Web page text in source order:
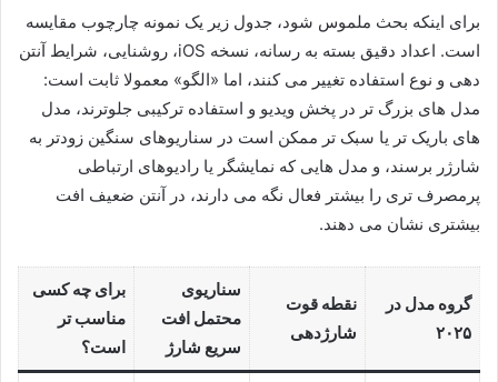
برای اینکه بحث ملموس شود، جدول زیر یک نمونه چارچوب مقایسه
است. اعداد دقیق بسته به رسانه، نسخه iOS، روشنایی، شرایط آنتن
دهی و نوع استفاده تغییر می کنند، اما «الگو» معمولا ثابت است:
مدل های بزرگ تر در پخش ویدیو و استفاده ترکیبی جلوترند، مدل
های باریک تر یا سبک تر ممکن است در سناریوهای سنگین زودتر به
شارژر برسند، و مدل هایی که نمایشگر یا رادیوهای ارتباطی
پرمصرف تری را بیشتر فعال نگه می دارند، در آنتن ضعیف افت
بیشتری نشان می دهند.
گروه مدل در
۲۰۲۵
نقطه قوت
شارژدهی
سناریوی
محتمل افت
سریع شارژ
برای چه کسی
مناسب تر
است؟